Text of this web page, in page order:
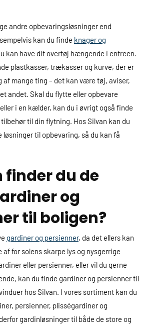
andre opbevaringsløsninger end
kan du finde knager og
kan have dit overtøj hængende i entreen.
plastkasser, trækasser og kurve, der er
af mange ting – det kan være tøj, aviser,
andet. Skal du flytte eller opbevare
i en kælder, kan du i øvrigt også finde
til din flytning. Hos Silvan kan du
løsninger til opbevaring, så du kan få
finder du de
og
til boligen?
gardiner og persienner, da det ellers kan
for solens skarpe lys og nysgerrige
eller persienner, eller vil du gerne
kan du finde gardiner og persienner til
hos Silvan. I vores sortiment kan du
persienner, plisségardiner og
gardinløsninger til både de store og